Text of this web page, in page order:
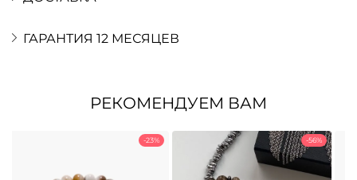
ГАРАНТИЯ 12 МЕСЯЦЕВ
РЕКОМЕНДУЕМ ВАМ
-23% -56%